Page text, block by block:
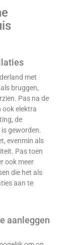
met
bruggen,
Pas na de
ook elektra
de
is geworden.
evenmin als
Pas toen
ook meer
die het als
aan te
aanleggen